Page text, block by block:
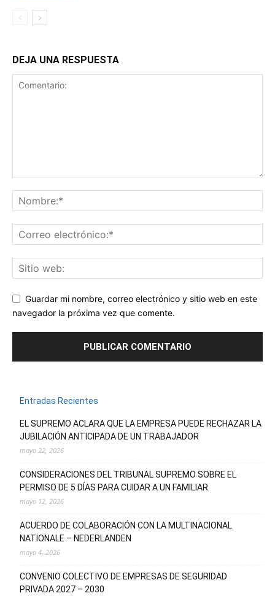
DEJA UNA RESPUESTA
Guardar mi nombre, correo electrónico y sitio web en este
navegador la próxima vez que comente.
Entradas Recientes
EL SUPREMO ACLARA QUE LA EMPRESA PUEDE RECHAZAR LA
JUBILACIÓN ANTICIPADA DE UN TRABAJADOR
mayo 22, 2026
CONSIDERACIONES DEL TRIBUNAL SUPREMO SOBRE EL
PERMISO DE 5 DÍAS PARA CUIDAR A UN FAMILIAR
mayo 12, 2026
ACUERDO DE COLABORACIÓN CON LA MULTINACIONAL
NATIONALE – NEDERLANDEN
mayo 4, 2026
CONVENIO COLECTIVO DE EMPRESAS DE SEGURIDAD
PRIVADA 2027 – 2030